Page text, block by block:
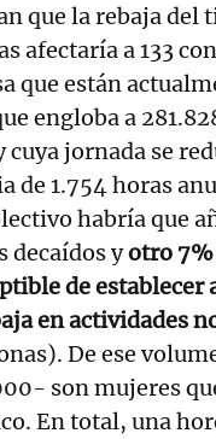
que la rebaja del
afectaría a 133
que están
engloba a
cuya jornada se
de 1.754 horas
habría que
decaídos yotro
de establecer
en actividades
De ese
son mujeres
En total, una